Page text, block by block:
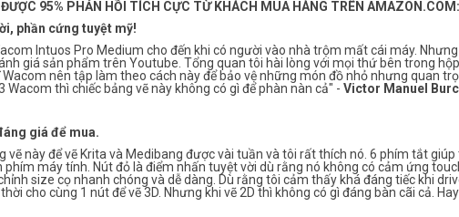
95% PHẢN HỒI TÍCH CỰC TỪ KHÁCH MUA HÀNG TRÊN AMAZON.COM:
phần cứng tuyệt mỹ!
Intuos Pro Medium cho đến khi có người vào nhà trộm mất cái máy.
giá sản phẩm trên Youtube. Tổng quan tôi hài lòng với mọi thứ bên trong
Wacom nên tập làm theo cách này để bảo vệ những món đồ nhỏ nhưng quan
Wacom thì chiếc bảng vẽ này không có gì để phàn nàn cả" - Victor Manuel
giá để mua.
vẽ này để vẽ Krita và Medibang được vài tuần và tôi rất thích nó. 6 phím tắt
phím máy tính. Nút đỏ là điểm nhấn tuyệt vời dù rằng nó không có cảm ứng
size cọ nhanh chóng và dễ dàng. Dù rằng tôi cảm thấy khá đáng tiếc khi
cho cùng 1 nút để vẽ 3D. Nhưng khi vẽ 2D thì không có gì đáng bàn cãi cả.